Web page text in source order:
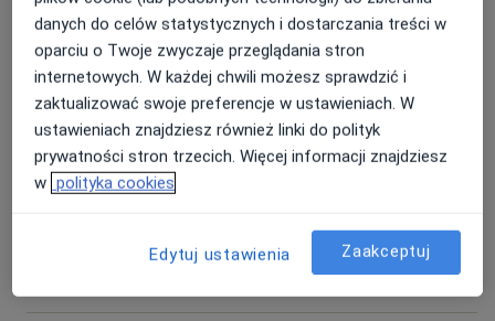
Fizjoterapia uroginekologiczna pod
kontrolą USG
Od 300 zł Szczegóły
Umów wizytę
Konsultacja uroginekologiczna z
sEMG
Od 300 zł Szczegóły
Umów wizytę
Rehabilitacja kobiet w ciąży
Umów wizytę
danych do celów statystycznych i dostarczania treści w
oparciu o Twoje zwyczaje przeglądania stron
internetowych. W każdej chwili możesz sprawdzić i
zaktualizować swoje preferencje w ustawieniach. W
ustawieniach znajdziesz również linki do polityk
prywatności stron trzecich. Więcej informacji znajdziesz
w polityka cookies
Edytuj ustawienia Zaakceptuj